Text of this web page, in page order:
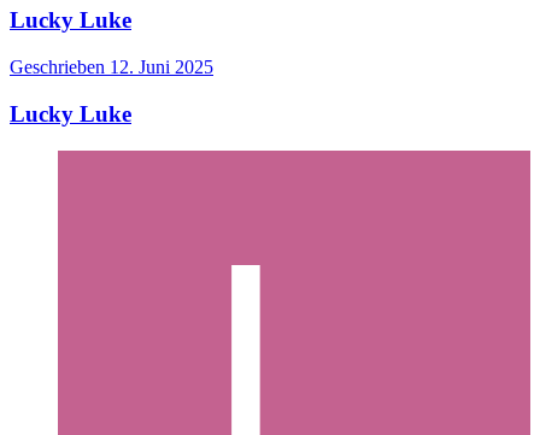
Lucky Luke
Geschrieben 12. Juni 2025
Lucky Luke